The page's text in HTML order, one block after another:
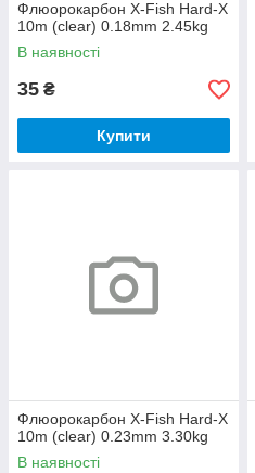
Флюорокарбон X-Fish Hard-X
10m (clear) 0.18mm 2.45kg
В наявності
35 ₴
Купити
Флюорокарбон X-Fish Hard-X
10m (clear) 0.23mm 3.30kg
В наявності